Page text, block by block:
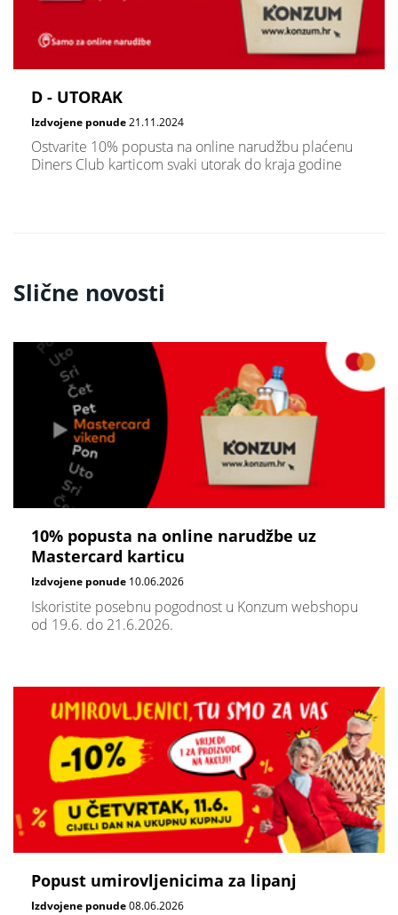
D - UTORAK
Izdvojene ponude21.11.2024
Ostvarite 10% popusta na online narudžbu plaćenu
Diners Club karticom svaki utorak do kraja godine
Slične novosti
10% popusta na online narudžbe uz
Mastercard karticu
Izdvojene ponude 10.06.2026
Iskoristite posebnu pogodnost u Konzum webshopu
od 19.6. do 21.6.2026.
Popust umirovljenicima za lipanj
Izdvojene ponude08.06.2026